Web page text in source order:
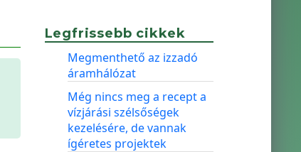
Legfrissebb cikkek
Megmenthető az izzadó
áramhálózat
Még nincs meg a recept a
vízjárási szélsőségek
kezelésére, de vannak
ígéretes projektek